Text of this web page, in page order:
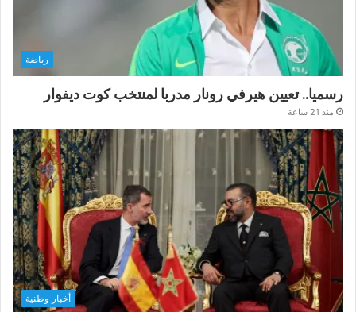
رياضة
رسميا.. تعيين هيرفي رونار مدربا لمنتخب كوت ديفوار
منذ 21 ساعة
أخبار وطنية